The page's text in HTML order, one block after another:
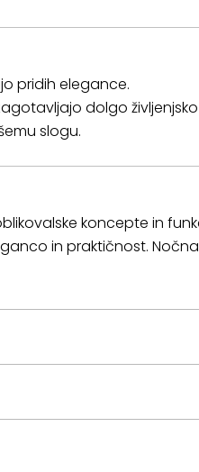
pridih elegance.
dolgo
slogu.
koncepte in
in praktičnost.